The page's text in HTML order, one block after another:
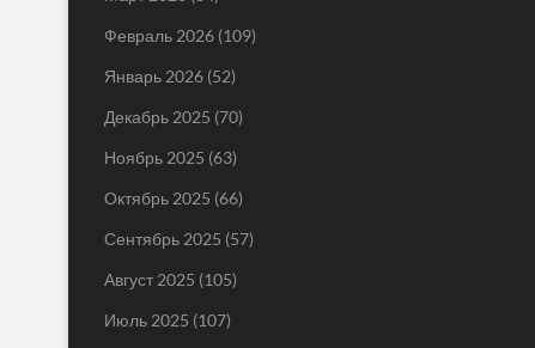
Февраль 2026 (109)
Январь 2026 (52)
Декабрь 2025 (70)
Ноябрь 2025 (63)
Октябрь 2025 (66)
Сентябрь 2025 (57)
Август 2025 (105)
Июль 2025 (107)